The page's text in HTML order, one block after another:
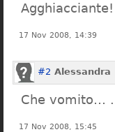
17 Nov 2008, 14:39
#2 Alessandra
Che vomito… .
17 Nov 2008, 15:45